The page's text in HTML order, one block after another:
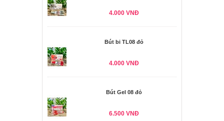
4.000 VNĐ
Bút bi TL08 đỏ
4.000 VNĐ
Bút Gel 08 đỏ
6.500 VNĐ